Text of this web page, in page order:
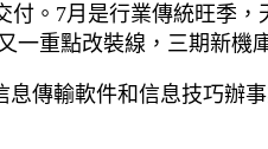
。7月是行業傳統旺季
重點改裝線，三期新機
傳輸軟件和信息技巧辦